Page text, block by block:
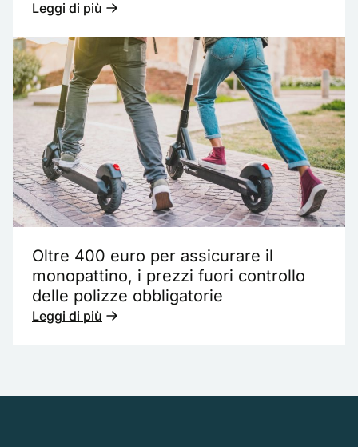
Leggi di più
Oltre 400 euro per assicurare il
monopattino, i prezzi fuori controllo
delle polizze obbligatorie
Leggi di più